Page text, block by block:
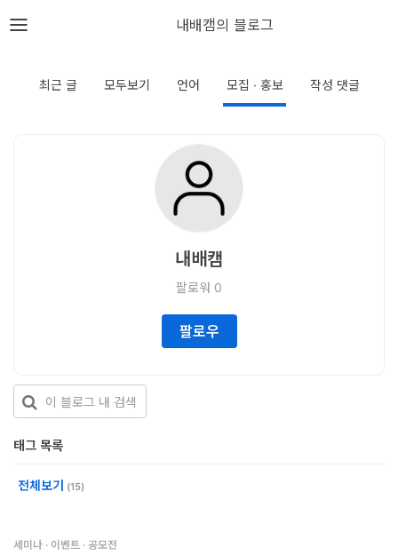
뎁스노트
크
개
발
도
네
내배캠의 블로그
최근 글 모두보기 언어 모집 · 홍보 작성 댓글
내배캠
팔로워 0
팔로우
태그 목록
전체보기 (15)
세미나 · 이벤트 · 공모전